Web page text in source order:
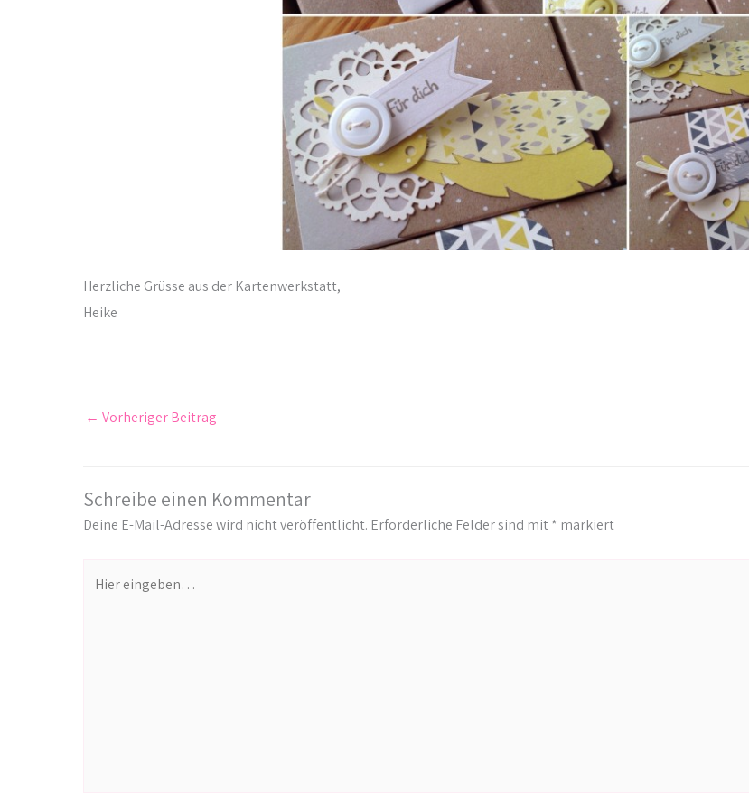
Herzliche Grüsse aus der Kartenwerkstatt,
Heike
← Vorheriger Beitrag
Schreibe einen Kommentar
Deine E-Mail-Adresse wird nicht veröffentlicht. Erforderliche Felder sind mit* markiert
eingeben…